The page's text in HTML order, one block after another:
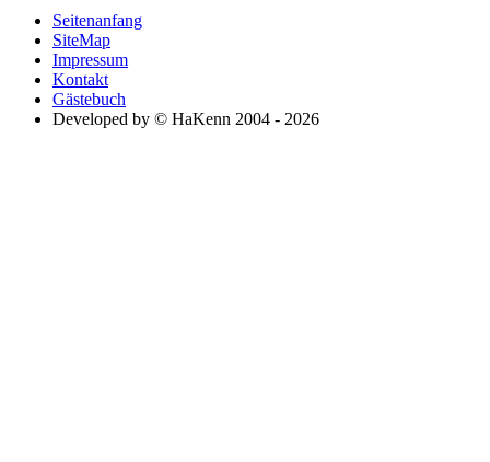
Seitenanfang
SiteMap
Impressum
Kontakt
Gästebuch
Developed by © HaKenn 2004 - 2026